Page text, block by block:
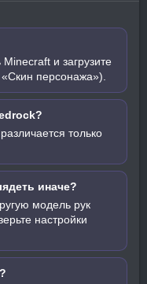
и загрузите
персонажа»).
только
иначе?
модель рук
настройки